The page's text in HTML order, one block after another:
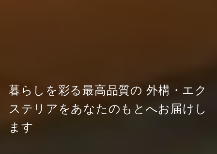
暮らしを彩る最高品質の 外構・エク
ステリアをあなたのもとへお届けし
ます